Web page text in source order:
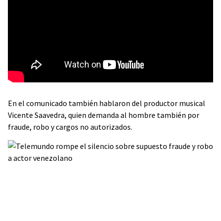
En el comunicado también hablaron del productor musical
Vicente Saavedra, quien demanda al hombre también por
fraude, robo y cargos no autorizados.